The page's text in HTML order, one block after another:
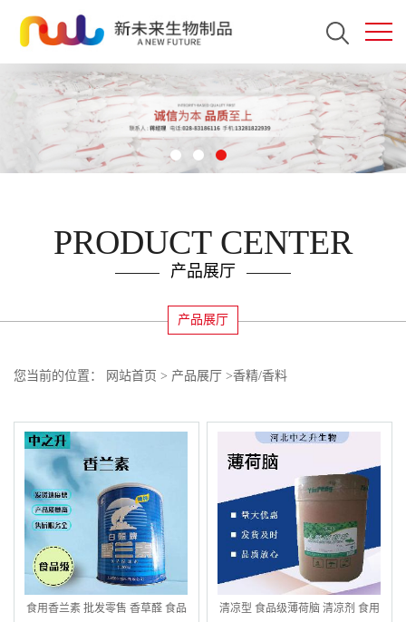
PRODUCT CENTER
产品展厅
产品展厅
您当前的位置： 网站首页 > 产品展厅 >香精/香料
食用香兰素 批发零售 香草醛 食品 清凉型 食品级薄荷脑 清凉剂 食用